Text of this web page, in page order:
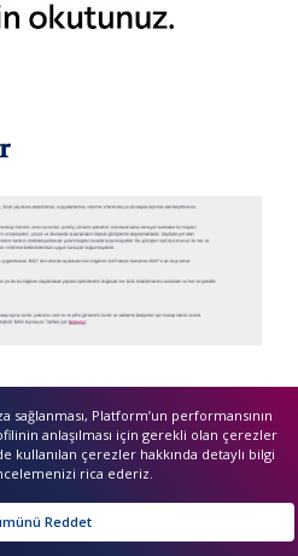
Merhaba ben InvestIQ. Size
nasıl yardımcı olabilirim?